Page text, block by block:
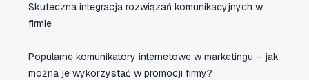
Skuteczna integracja rozwiązań komunikacyjnych w
firmie
Popularne komunikatory internetowe w marketingu – jak
można je wykorzystać w promocji firmy?